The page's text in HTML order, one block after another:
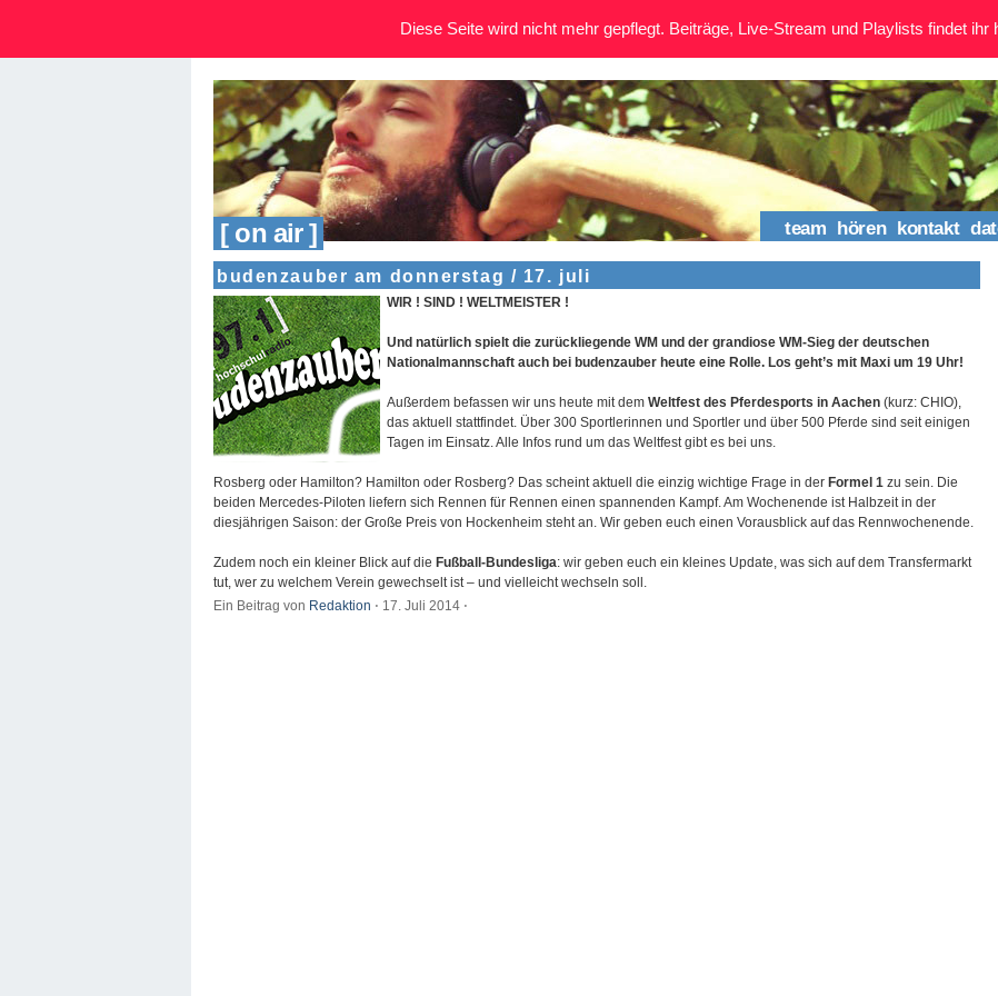
[ on air ] team hören kontakt
budenzauber am donnerstag / 17. juli
WIR ! SIND ! WELTMEISTER !
Und natürlich spielt die zurückliegende WM und der grandiose WM-Sieg der deutschen
Nationalmannschaft auch bei budenzauber heute eine Rolle. Los geht’s mit Maxi um 19 Uhr!
Außerdem befassen wir uns heute mit dem Weltfest des Pferdesports in Aachen (kurz: CHIO),
das aktuell stattfindet. Über 300 Sportlerinnen und Sportler und über 500 Pferde sind seit einigen
Tagen im Einsatz. Alle Infos rund um das Weltfest gibt es bei uns.
Rosberg oder Hamilton? Hamilton oder Rosberg? Das scheint aktuell die einzig wichtige Frage in der Formel 1 zu sein. Die
beiden Mercedes-Piloten liefern sich Rennen für Rennen einen spannenden Kampf. Am Wochenende ist Halbzeit in der
diesjährigen Saison: der Große Preis von Hockenheim steht an. Wir geben euch einen Vorausblick auf das Rennwochenende.
Zudem noch ein kleiner Blick auf die Fußball-Bundesliga: wir geben euch ein kleines Update, was sich auf dem Transfermarkt
tut, wer zu welchem Verein gewechselt ist – und vielleicht wechseln soll.
Ein Beitrag von Redaktion ⋅ 17. Juli 2014 ⋅
Diese Seite wird nicht mehr gepflegt. Beiträge, Live-Stream und Playlists findet ihr